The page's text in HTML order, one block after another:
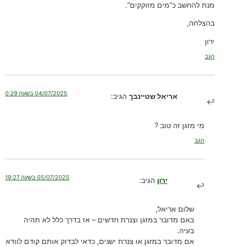
מנת להחשב כ”מים מזוקקים”.
בהצלחה,
ירון
הגב
אריאל שטיינבך הגיב: 04/07/2025 בשעה 0:29
מי מזגן זה טוב ?
הגב
ירון הגיב: 05/07/2025 בשעה 19:27
שלום אריאל,
באם מדובר במזגן וצנרת חדשים – אז בדרך כלל לא תהיה
בעיה.
אם מדובר במזגן או צנרת ישנים, כדאי לבדוק אותם קודם לוודא